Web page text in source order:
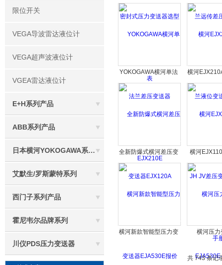
限位开关
VEGA导波雷达液位计
VEGA超声波液位计
VGEA雷达液位计
E+H系列产品
ABB系列产品
日本横河YOKOGAWA系列产品
艾默生/罗斯蒙特系列
西门子系列产品
霍尼韦尔品牌系列
川仪PDS压力变送器
式压力变送器选型表
传差压
YOKOGAWA横河单法
兰差压变送器EJX210E
横河
位变送
全新防爆式横河差压变
送器EJX120A
横河
JV差压变送
横河新款智能型压力变
横河压
共 743 条记